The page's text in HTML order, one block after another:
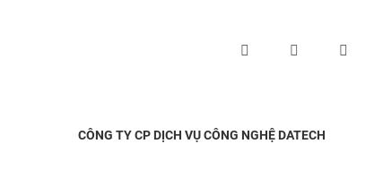
CÔNG TY CP DỊCH VỤ CÔNG NGHỆ DATECH